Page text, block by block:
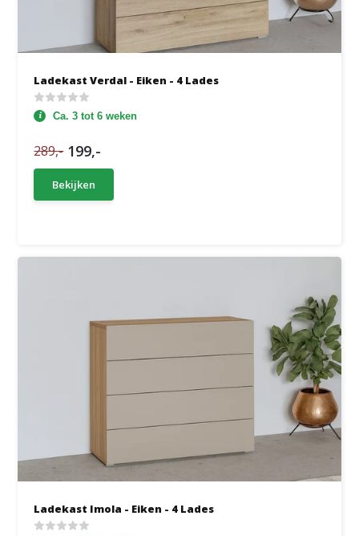
Ladekast Verdal - Eiken - 4 Lades
Ca. 3 tot 6 weken
289,- 199,-
Bekijken
Ladekast Imola - Eiken - 4 Lades